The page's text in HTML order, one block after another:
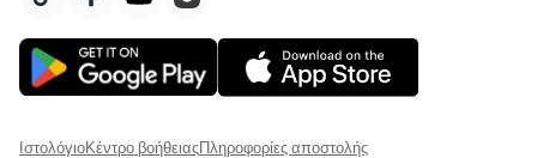
ΙστολόγιοΚέντρο βοήθειαςΠληροφορίες αποστολής